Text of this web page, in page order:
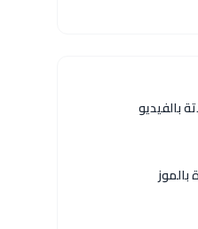
بالفيديو